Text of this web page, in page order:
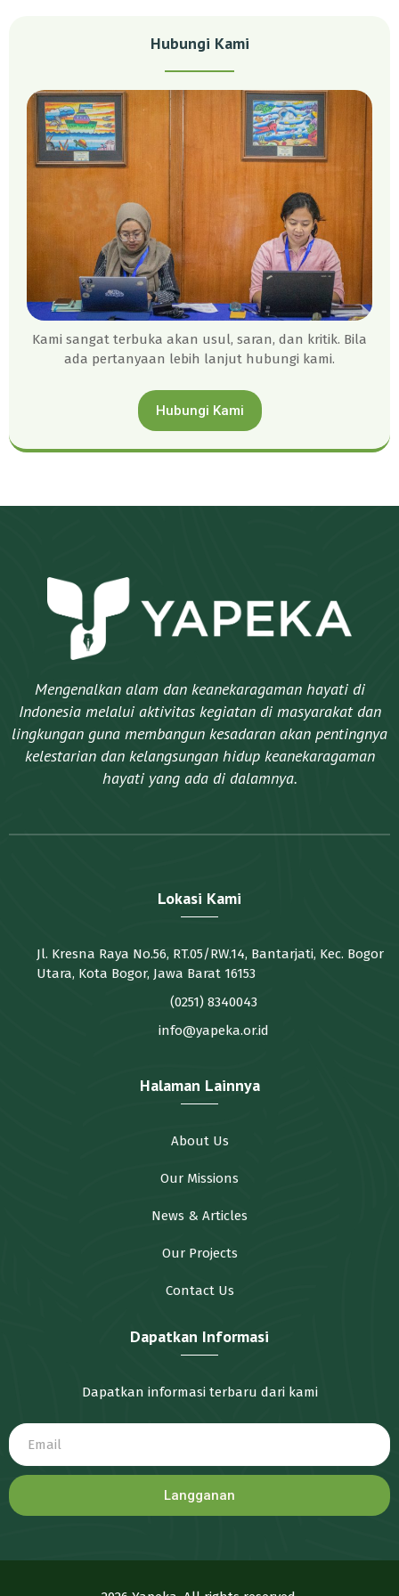
Hubungi Kami
Kami sangat terbuka akan usul, saran, dan kritik. Bila
ada pertanyaan lebih lanjut hubungi kami.
Hubungi Kami
Mengenalkan alam dan keanekaragaman hayati di
Indonesia melalui aktivitas kegiatan di masyarakat dan
lingkungan guna membangun kesadaran akan pentingnya
kelestarian dan kelangsungan hidup keanekaragaman
hayati yang ada di dalamnya.​
Lokasi Kami
Jl. Kresna Raya No.56, RT.05/RW.14, Bantarjati, Kec. Bogor
Utara, Kota Bogor, Jawa Barat 16153
(0251) 8340043
info@yapeka.or.id
Halaman Lainnya
About Us
Our Missions
News & Articles
Our Projects
Contact Us
Dapatkan Informasi
Dapatkan informasi terbaru dari kami
Langganan